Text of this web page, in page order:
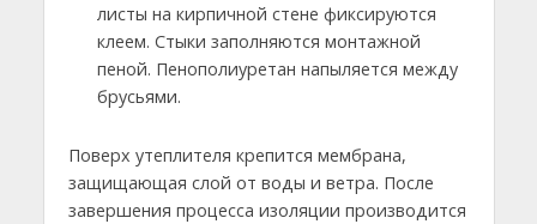
листы на кирпичной стене фиксируются
клеем. Стыки заполняются монтажной
пеной. Пенополиуретан напыляется между
брусьями.
Поверх утеплителя крепится мембрана,
защищающая слой от воды и ветра. После
завершения процесса изоляции производится